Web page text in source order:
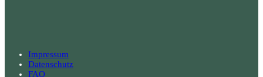
Impressum
Datenschutz
FAQ